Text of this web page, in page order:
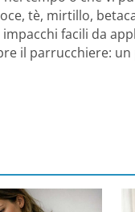
tè, mirtillo,
facili da
il parrucchiere: un